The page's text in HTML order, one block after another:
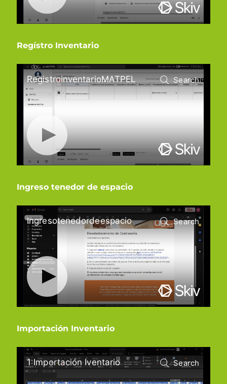
Regístro Inventario
Ingreso tenedor de espacio
Importación Inventario